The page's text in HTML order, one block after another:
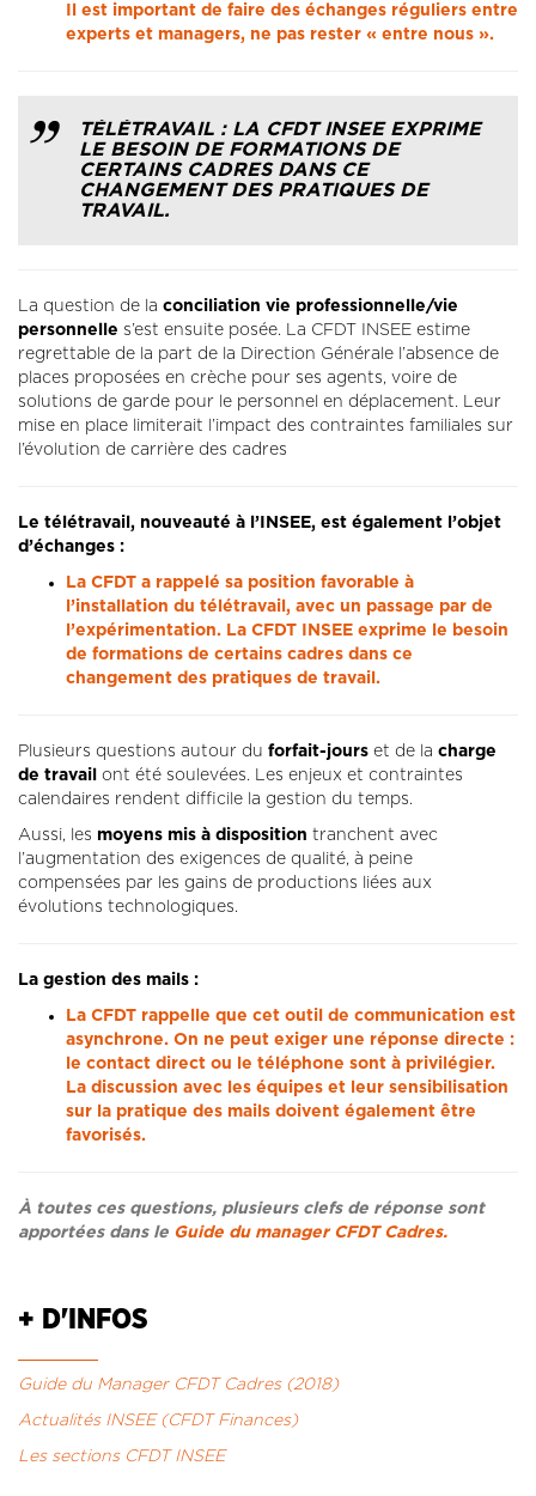
Il est important de faire des échanges réguliers entre
experts et managers, ne pas rester « entre nous ».
TÉLÉTRAVAIL : LA CFDT INSEE EXPRIME
LE BESOIN DE FORMATIONS DE
CERTAINS CADRES DANS CE
CHANGEMENT DES PRATIQUES DE
TRAVAIL.
La question de la conciliation vie professionnelle/vie
personnelle s’est ensuite posée. La CFDT INSEE estime
regrettable de la part de la Direction Générale l’absence de
places proposées en crèche pour ses agents, voire de
solutions de garde pour le personnel en déplacement. Leur
mise en place limiterait l’impact des contraintes familiales sur
l’évolution de carrière des cadres
Le télétravail, nouveauté à l’INSEE, est également l’objet
d’échanges :
La CFDT a rappelé sa position favorable à
l’installation du télétravail, avec un passage par de
l’expérimentation. La CFDT INSEE exprime le besoin
de formations de certains cadres dans ce
changement des pratiques de travail.
Plusieurs questions autour du forfait-jours et de la charge
de travail ont été soulevées. Les enjeux et contraintes
calendaires rendent difficile la gestion du temps.
Aussi, les moyens mis à disposition tranchent avec
l’augmentation des exigences de qualité, à peine
compensées par les gains de productions liées aux
évolutions technologiques.
La gestion des mails :
La CFDT rappelle que cet outil de communication est
asynchrone. On ne peut exiger une réponse directe :
le contact direct ou le téléphone sont à privilégier.
La discussion avec les équipes et leur sensibilisation
sur la pratique des mails doivent également être
favorisés.
À toutes ces questions, plusieurs clefs de réponse sont
apportées dans le Guide du manager CFDT Cadres.
+ D'INFOS
Guide du Manager CFDT Cadres (2018)
Actualités INSEE (CFDT Finances)
Les sections CFDT INSEE